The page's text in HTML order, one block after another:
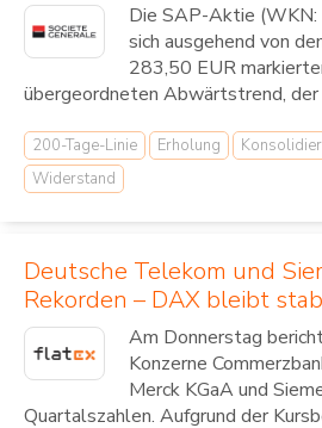
Die SAP-Aktie
sich ausgehend von
283,50 EUR
übergeordneten Abwärtstrend, der
200-Tage-Linie Erholung
Widerstand
Deutsche Telekom und
Rekorden – DAX bleibt
Am Donnerstag
Konzerne
Merck KGaA und
Quartalszahlen. Aufgrund der